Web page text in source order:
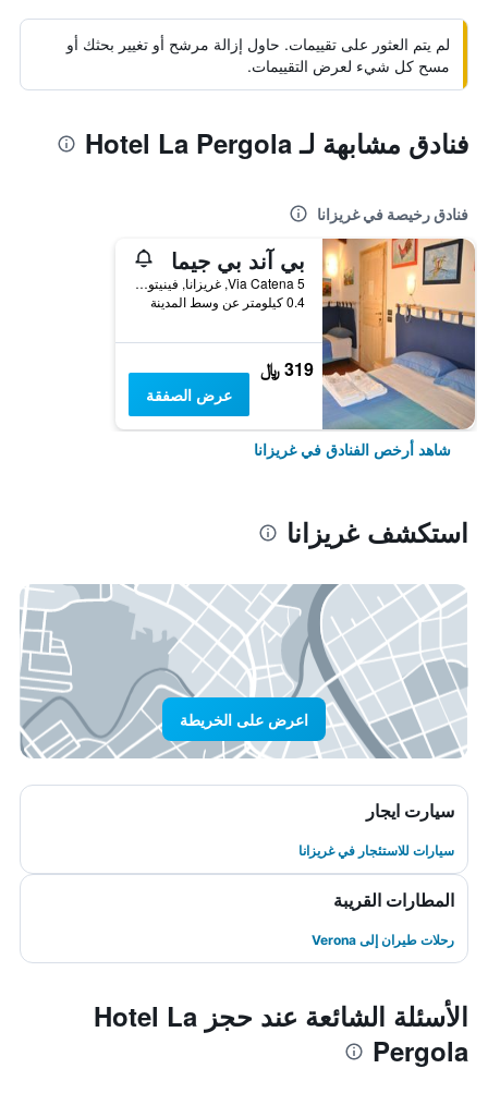
لم يتم العثور على تقييمات. حاول إزالة مرشح أو تغيير بحثك أو
مسح كل شيء لعرض التقييمات.
فنادق مشابهة لـ Hotel La Pergola
فنادق رخيصة في غريزانا
بي آند بي جيما
Via Catena 5, غريزانا, فينيتو, إيطاليا
0.4 كيلومتر عن وسط المدينة
319 ﷼
عرض الصفقة
شاهد أرخص الفنادق في غريزانا
استكشف غريزانا
اعرض على الخريطة
سيارت ايجار
سيارات للاستئجار في غريزانا
المطارات القريبة
رحلات طيران إلى Verona
الأسئلة الشائعة عند حجز Hotel La
Pergola